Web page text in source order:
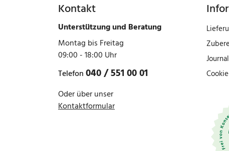
Kontakt
Unterstützung und Beratung
Montag bis Freitag
09:00 - 18:00 Uhr
Telefon040 / 551 00 01
Oder über unser
Kontaktformular